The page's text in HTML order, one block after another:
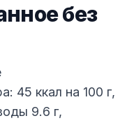
без
45 ккал на 100 г,
9.6 г,